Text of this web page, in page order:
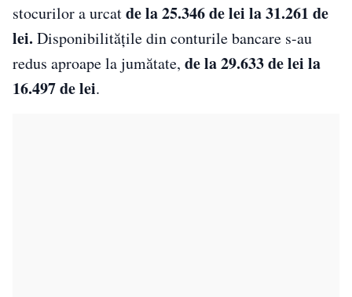
stocurilor a urcatde la 25.346 de lei la 31.261 de
lei. Disponibilitățile din conturile bancare s-au
redus aproape la jumătate, de la 29.633 de lei la
16.497 de lei.